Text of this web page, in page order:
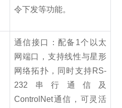
令下发等功能。
通信接口：配备1个以太
网端口，支持线性与星形
网络拓扑，同时支持RS-
232串行通信及
ControlNet通信，可灵活